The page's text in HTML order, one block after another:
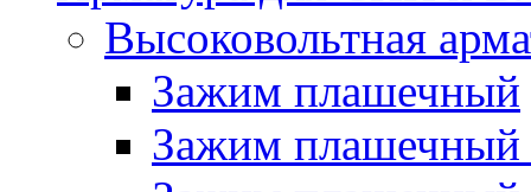
Высоковольтная
Зажим плашечный
Зажим плашечный